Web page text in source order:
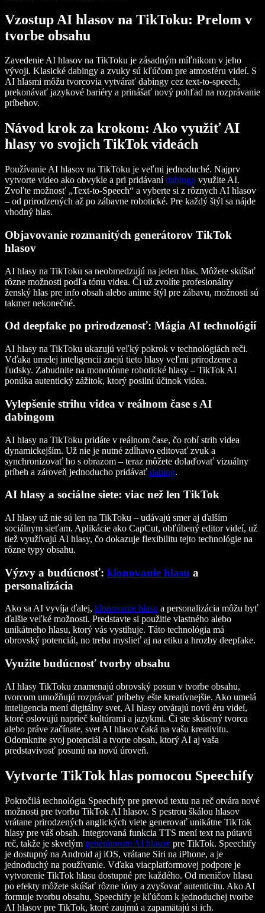
Vzostup AI hlasov na TikToku: Prelom v
tvorbe obsahu
Zavedenie AI hlasov na TikToku je zásadným míľnikom v jeho
vývoji. Klasické dabingy a zvuky sú kľúčom pre atmosféru videí. S
AI hlasmi môžu tvorcovia vytvárať dabingy cez text-to-speech,
prekonávať jazykové bariéry a prinášať nový pohľad na rozprávanie
príbehov.
Návod krok za krokom: Ako využiť AI
hlasy vo svojich TikTok videách
Používanie AI hlasov na TikToku je veľmi jednoduché. Najprv
vytvorte video ako obvykle a pri pridávanídabingu využite AI.
Zvoľte možnosť „Text-to-Speech“ a vyberte si z rôznych AI hlasov
– od prirodzených až po zábavne robotické. Pre každý štýl sa nájde
vhodný hlas.
Objavovanie rozmanitých generátorov TikTok
hlasov
AI hlasy na TikToku sa neobmedzujú na jeden hlas. Môžete skúšať
rôzne možnosti podľa tónu videa. Či už zvolíte profesionálny
ženský hlas pre info obsah alebo anime štýl pre zábavu, možnosti sú
takmer nekonečné.
Od deepfake po prirodzenosť: Mágia AI technológií
AI hlasy na TikToku ukazujú veľký pokrok v technológiách reči.
Vďaka umelej inteligencii znejú tieto hlasy veľmi prirodzene a
ľudsky. Zabudnite na monotónne robotické hlasy – TikTok AI
ponúka autentický zážitok, ktorý posilní účinok videa.
Vylepšenie strihu videa v reálnom čase s AI
dabingom
AI hlasy na TikToku pridáte v reálnom čase, čo robí strih videa
dynamickejším. Už nie je nutné zdĺhavo editovať zvuk a
synchronizovať ho s obrazom – teraz môžete dolaďovať vizuálny
príbeh a zároveň jednoducho pridávať dabing.
AI hlasy a sociálne siete: viac než len TikTok
AI hlasy už nie sú len na TikToku – udávajú smer aj ďalším
sociálnym sieťam. Aplikácie ako CapCut, obľúbený editor videí, už
tiež využívajú AI hlasy, čo dokazuje flexibilitu tejto technológie na
rôzne typy obsahu.
Výzvy a budúcnosť: klonovanie hlasu a
personalizácia
Ako sa AI vyvíja ďalej, klonovanie hlasu a personalizácia môžu byť
ďalšie veľké možnosti. Predstavte si použitie vlastného alebo
unikátneho hlasu, ktorý vás vystihuje. Táto technológia má
obrovský potenciál, no treba myslieť aj na etiku a hrozby deepfake.
Využite budúcnosť tvorby obsahu
AI hlasy TikToku znamenajú obrovský posun v tvorbe obsahu,
tvorcom umožňujú rozprávať príbehy ešte kreatívnejšie. Ako umelá
inteligencia mení digitálny svet, AI hlasy otvárajú novú éru videí,
ktoré oslovujú naprieč kultúrami a jazykmi. Či ste skúsený tvorca
alebo práve začínate, svet AI hlasov čaká na vašu kreativitu.
Odomknite svoj potenciál a tvorte obsah, ktorý AI aj vaša
predstavivosť posunú na novú úroveň.
Vytvorte TikTok hlas pomocou Speechify
Pokročilá technológia Speechify pre prevod textu na reč otvára nové
možnosti pre tvorbu TikTok AI hlasov. S pestrou škálou hlasov
vrátane prirodzených anglických viete generovať unikátne TikTok
hlasy pre váš obsah. Integrovaná funkcia TTS mení text na pútavú
reč, takže je skvelým generátorom AI hlasov pre TikTok. Speechify
je dostupný na Android aj iOS, vrátane Siri na iPhone, a je
jednoduchý na používanie. Vďaka viacplatformovej podpore je
vytvorenie TikTok hlasu dostupné pre každého. Od meničov hlasu
po efekty môžete skúšať rôzne tóny a zvyšovať autenticitu. Ako AI
formuje tvorbu obsahu, Speechify je kľúčom k jednoduchej tvorbe
AI hlasov pre TikTok, ktoré zaujmú a zapamätajú si ich.